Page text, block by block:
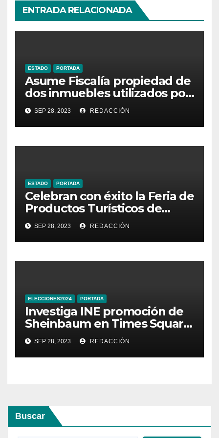
ENTRADA RELACIONADA
ESTADO PORTADA
Asume Fiscalía propiedad de
dos inmuebles utilizados por
la delincuencia
SEP 28, 2023 REDACCIÓN
ESTADO PORTADA
Celebran con éxito la Feria de
Productos Turísticos de
Guanajuato
SEP 28, 2023 REDACCIÓN
ELECCIONES2024 PORTADA
Investiga INE promoción de
Sheinbaum en Times Square
de Nueva York
SEP 28, 2023 REDACCIÓN
Buscar